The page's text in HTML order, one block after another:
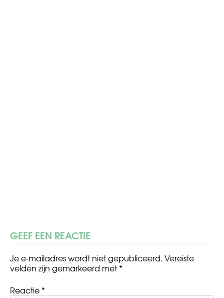
GEEF EEN REACTIE
Je e-mailadres wordt niet gepubliceerd. Vereiste
velden zijn gemarkeerd met*
Reactie *